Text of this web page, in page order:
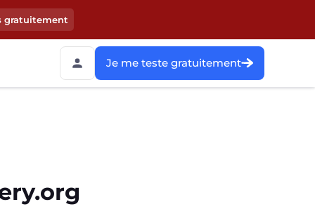
gratuitement
Je me teste gratuitement